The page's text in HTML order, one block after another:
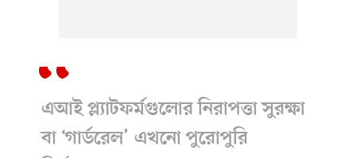
এআই প্ল্যাটফর্মগুলোর নিরাপত্তা সুরক্ষা
বা ‘গার্ডরেল’ এখনো পুরোপুরি